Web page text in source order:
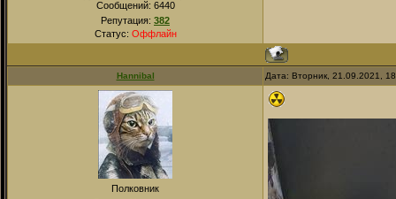
Сообщений: 6440
Репутация: 382
Статус: Оффлайн
Hannibal Дата: Вторник, 21.09.2021,
Полковник